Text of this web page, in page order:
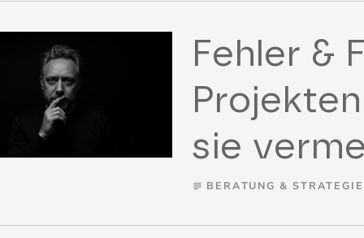
Fehler &
sie
subject BERATUNG & STRATEGIE